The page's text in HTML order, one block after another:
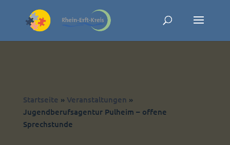
Startseite » Veranstaltungen »
Jugendberufsagentur Pulheim – offene
Sprechstunde